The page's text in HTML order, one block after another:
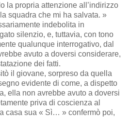
la propria attenzione all’indirizzo
squadra che mi ha salvata. »
indebolita in
silenzio, e, tuttavia, con tono
qualunque interrogativo, dal
avuto a doversi considerare,
dei fatti.
il giovane, sorpreso da quella
evidente di come, a dispetto
ella non avrebbe avuto a doversi
priva di coscienza al
casa sua « Sì… » confermò poi,